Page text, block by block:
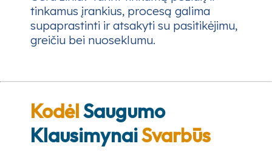
tinkamus įrankius, procesą galima
supaprastinti ir atsakyti su pasitikėjimu,
greičiu bei nuoseklumu.
KodėlSaugumo
KlausimynaiSvarbūs